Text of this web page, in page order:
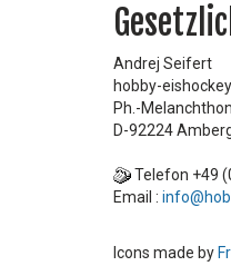
Andrej Seifert
hobby-
Ph.-
D-92224
Telefon +49
Email :
Icons made by